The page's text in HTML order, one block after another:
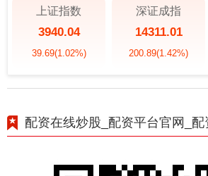
上证指数
3940.04
39.69(1.02%)
深证成指
14311.01
200.89(1.42%)
配资在线炒股_配资平台官网_